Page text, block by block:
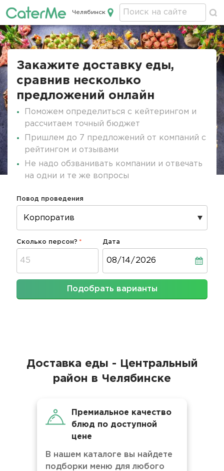
Кейтеринг в Челябинске
Челябинск
Строка
Закажите доставку еды,
сравнив несколько
предложений онлайн
Поможем определиться с кейтерингом и
рассчитаем точный бюджет
Пришлем до 7 предложений от компаний с
рейтингом и отзывами
Не надо обзванивать компании и отвечать
на одни и те же вопросы
Повод проведения
Сколько персон? Дата
Подобрать варианты
Доставка еды - Центральный
район в Челябинске
Премиальное качество
блюд по доступной
цене
В нашем каталоге вы найдете
подборки меню для любого